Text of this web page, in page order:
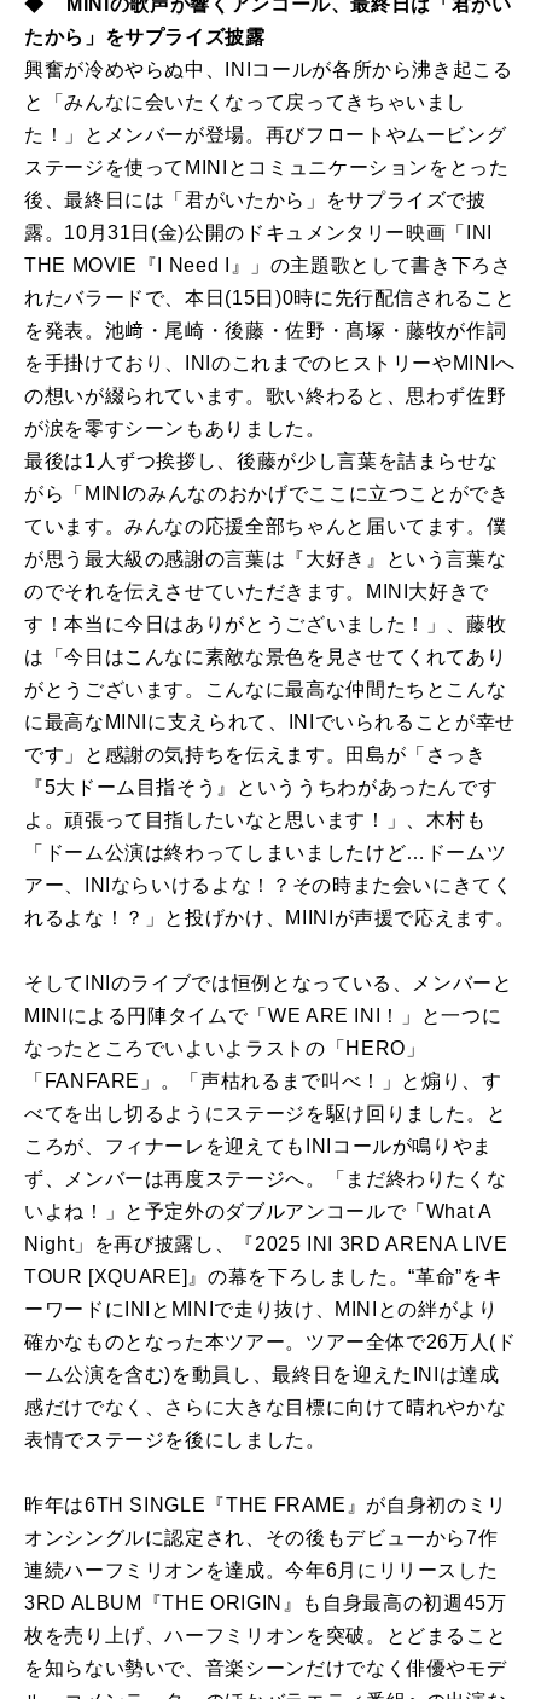
◆ MINIの歌声が響くアンコール、最終日は「君がい
たから」をサプライズ披露
興奮が冷めやらぬ中、INIコールが各所から沸き起こる
と「みんなに会いたくなって戻ってきちゃいまし
た！」とメンバーが登場。再びフロートやムービング
ステージを使ってMINIとコミュニケーションをとった
後、最終日には「君がいたから」をサプライズで披
露。10月31日(金)公開のドキュメンタリー映画「INI
THE MOVIE『I Need I』」の主題歌として書き下ろさ
れたバラードで、本日(15日)0時に先行配信されること
を発表。池﨑・尾崎・後藤・佐野・髙塚・藤牧が作詞
を手掛けており、INIのこれまでのヒストリーやMINIへ
の想いが綴られています。歌い終わると、思わず佐野
が涙を零すシーンもありました。
最後は1人ずつ挨拶し、後藤が少し言葉を詰まらせな
がら「MINIのみんなのおかげでここに立つことができ
ています。みんなの応援全部ちゃんと届いてます。僕
が思う最大級の感謝の言葉は『大好き』という言葉な
のでそれを伝えさせていただきます。MINI大好きで
す！本当に今日はありがとうございました！」、藤牧
は「今日はこんなに素敵な景色を見させてくれてあり
がとうございます。こんなに最高な仲間たちとこんな
に最高なMINIに支えられて、INIでいられることが幸せ
です」と感謝の気持ちを伝えます。田島が「さっき
『5大ドーム目指そう』といううちわがあったんです
よ。頑張って目指したいなと思います！」、木村も
「ドーム公演は終わってしまいましたけど…ドームツ
アー、INIならいけるよな！？その時また会いにきてく
れるよな！？」と投げかけ、MIINIが声援で応えます。
そしてINIのライブでは恒例となっている、メンバーと
MINIによる円陣タイムで「WE ARE INI！」と一つに
なったところでいよいよラストの「HERO」
「FANFARE」。「声枯れるまで叫べ！」と煽り、す
べてを出し切るようにステージを駆け回りました。と
ころが、フィナーレを迎えてもINIコールが鳴りやま
ず、メンバーは再度ステージへ。「まだ終わりたくな
いよね！」と予定外のダブルアンコールで「What A
Night」を再び披露し、『2025 INI 3RD ARENA LIVE
TOUR [XQUARE]』の幕を下ろしました。“革命”をキ
ーワードにINIとMINIで走り抜け、MINIとの絆がより
確かなものとなった本ツアー。ツアー全体で26万人(ド
ーム公演を含む)を動員し、最終日を迎えたINIは達成
感だけでなく、さらに大きな目標に向けて晴れやかな
表情でステージを後にしました。
昨年は6TH SINGLE『THE FRAME』が自身初のミリ
オンシングルに認定され、その後もデビューから7作
連続ハーフミリオンを達成。今年6月にリリースした
3RD ALBUM『THE ORIGIN』も自身最高の初週45万
枚を売り上げ、ハーフミリオンを突破。とどまること
を知らない勢いで、音楽シーンだけでなく俳優やモデ